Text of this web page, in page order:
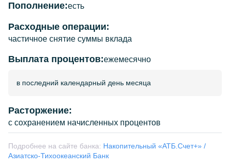
Пополнение:есть
Расходные операции:
частичное снятие суммы вклада
Выплата процентов:ежемесячно
в последний календарный день месяца
Расторжение:
с сохранением начисленных процентов
Подробнее на сайте банка: Накопительный «АТБ.Счет+» /
Азиатско-Тихоокеанский Банк